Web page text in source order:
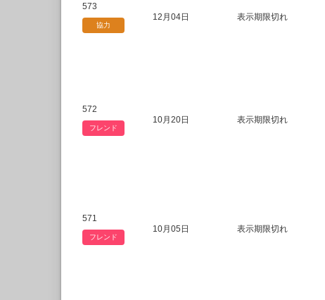
573
協力
12月04日 表示期限切れ
572
フレンド
10月20日 表示期限切れ
571
フレンド
10月05日 表示期限切れ